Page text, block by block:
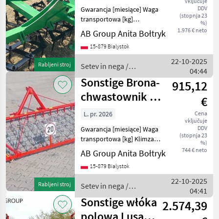
MARKETPLACE
Marketplace
Ponudbe
trgovcev
Mali
oglasi
Rabljeni stroj
brona łąkowa
WUKA 5m 5C20
DDV
(stopnja 23
%)
1.976 € neto
Gwarancja [miesiące] Waga
transportowa [kg]
Zapotrzebowanie mocy
[KM]: Dziekan składana
hydraulicznie brona łąkowa
5 szt - Waga: 750 kg
AB Group Anita Bołtryk
15-879 Bialystok
Setev in nega /
Sonstige
22-10-2025
04:44
Rabljeni stroj
Sonstige Brona-
chwastownik 4,2
m
915,12
€
Cena
vključuje
DDV
(stopnja 23
%)
744 € neto
L. pr. 2026
Gwarancja [miesiące] Waga
transportowa [kg] Klimza
brona-chwastownik P-466
4, 2 m - Szerokość robocza:
4, 2 m - Wydajność: 1, 5-3, 0
przy dł
AB Group Anita Bołtryk
15-879 Bialystok
Setev in nega /
Sonstige
22-10-2025
04:41
Sonstige włóka 2.574,39